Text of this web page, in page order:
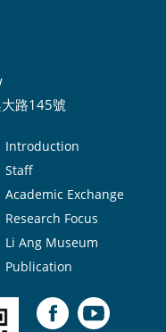
路145號
Introduction
Staff
Academic Exchange
Research Focus
Li Ang Museum
Publication